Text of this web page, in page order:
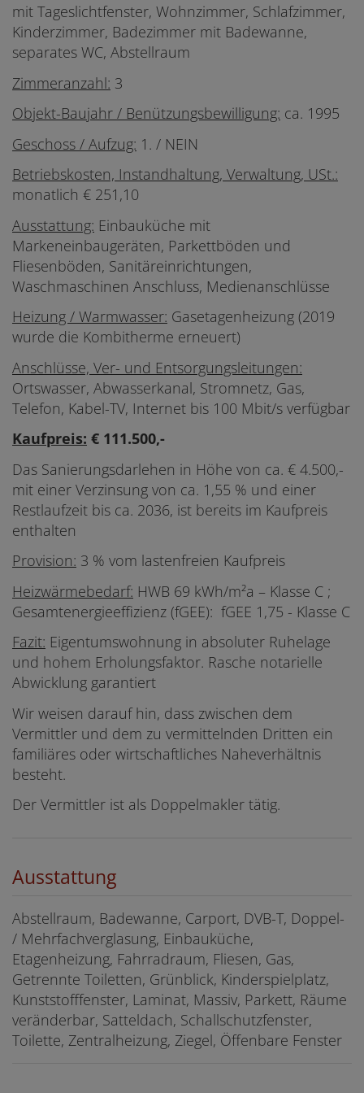
mit Tageslichtfenster, Wohnzimmer, Schlafzimmer,
Kinderzimmer, Badezimmer mit Badewanne,
separates WC, Abstellraum
Zimmeranzahl: 3
Objekt-Baujahr / Benützungsbewilligung: ca. 1995
Geschoss / Aufzug: 1. / NEIN
Betriebskosten, Instandhaltung, Verwaltung, USt.:
monatlich € 251,10
Ausstattung: Einbauküche mit
Markeneinbaugeräten, Parkettböden und
Fliesenböden, Sanitäreinrichtungen,
Waschmaschinen Anschluss, Medienanschlüsse
Heizung / Warmwasser: Gasetagenheizung (2019
wurde die Kombitherme erneuert)
Anschlüsse, Ver- und Entsorgungsleitungen:
Ortswasser, Abwasserkanal, Stromnetz, Gas,
Telefon, Kabel-TV, Internet bis 100 Mbit/s verfügbar
Kaufpreis: € 111.500,-
Das Sanierungsdarlehen in Höhe von ca. € 4.500,-
mit einer Verzinsung von ca. 1,55 % und einer
Restlaufzeit bis ca. 2036, ist bereits im Kaufpreis
enthalten
Provision: 3 % vom lastenfreien Kaufpreis
Heizwärmebedarf: HWB 69 kWh/m²a – Klasse C ;
Gesamtenergieeffizienz (fGEE): fGEE 1,75 - Klasse C
Fazit: Eigentumswohnung in absoluter Ruhelage
und hohem Erholungsfaktor. Rasche notarielle
Abwicklung garantiert
Wir weisen darauf hin, dass zwischen dem
Vermittler und dem zu vermittelnden Dritten ein
familiäres oder wirtschaftliches Naheverhältnis
besteht.
Der Vermittler ist als Doppelmakler tätig.
Ausstattung
Abstellraum Badewanne Carport DVB-T Doppel-
/ Mehrfachverglasung Einbauküche
Etagenheizung Fahrradraum Fliesen Gas
Getrennte Toiletten Grünblick Kinderspielplatz
Kunststofffenster Laminat Massiv Parkett Räume
veränderbar Satteldach Schallschutzfenster
Toilette Zentralheizung Ziegel Öffenbare Fenster